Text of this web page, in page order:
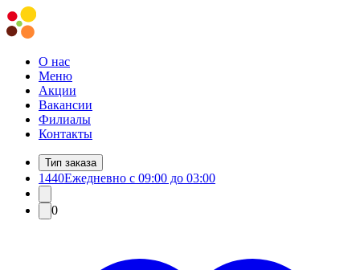
О нас
Меню
Акции
Вакансии
Филиалы
Контакты
Тип заказа
1440Ежедневно с 09:00 до 03:00
0